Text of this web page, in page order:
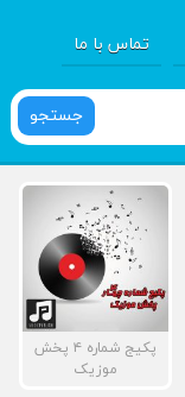
تماس با ما
جستجو
پکیج شماره ۴ پخش
موزیک